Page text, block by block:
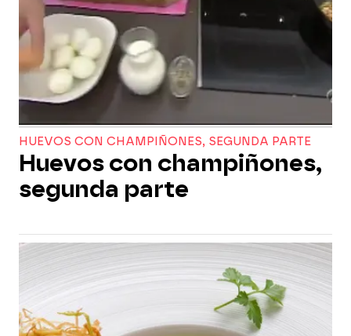
HUEVOS CON CHAMPIÑONES, SEGUNDA PARTE
Huevos con champiñones,
segunda parte